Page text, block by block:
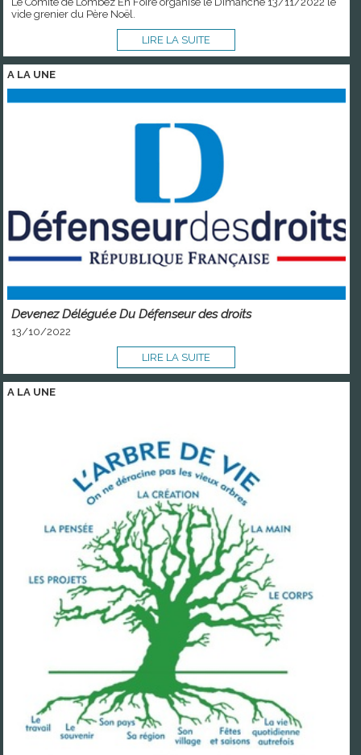
vide grenier du Père Noël.
LIRE LA SUITE
A LA UNE
Devenez Délégué.e Du Défenseur des droits
13/10/2022
LIRE LA SUITE
A LA UNE